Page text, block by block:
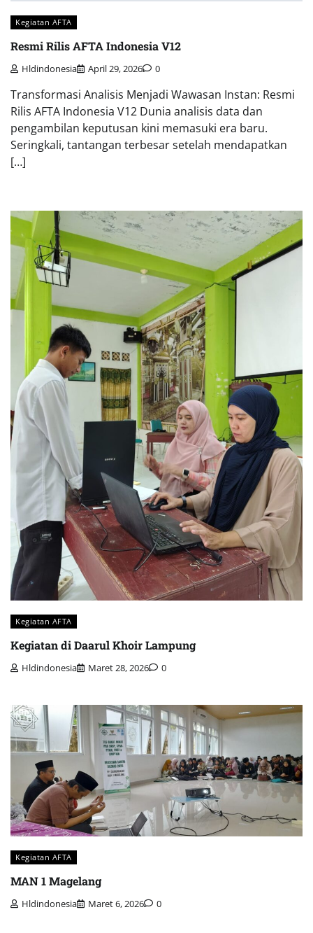
Kegiatan AFTA
Resmi Rilis AFTA Indonesia V12
Hldindonesia April 29, 2026 0
Transformasi Analisis Menjadi Wawasan Instan: Resmi
Rilis AFTA Indonesia V12 Dunia analisis data dan
pengambilan keputusan kini memasuki era baru.
Seringkali, tantangan terbesar setelah mendapatkan
[…]
Kegiatan AFTA
Kegiatan di Daarul Khoir Lampung
Hldindonesia Maret 28, 2026 0
Kegiatan AFTA
MAN 1 Magelang
Hldindonesia Maret 6, 2026 0